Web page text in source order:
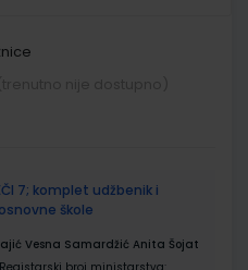
7; komplet udžbenik i
škole
Vesna Samardžić Anita Šojat